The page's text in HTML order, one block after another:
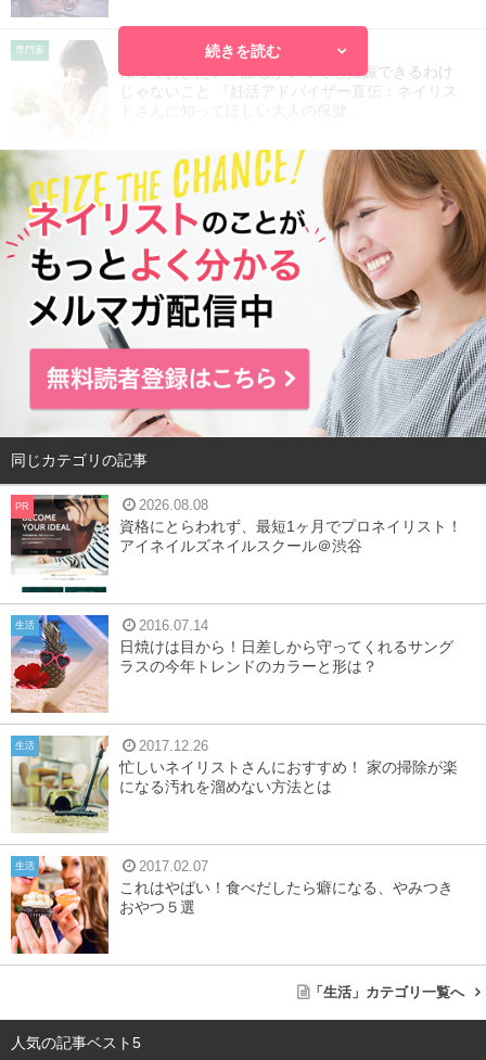
専門家 2016.12.15
知っておきたい！誰もがいつでも妊娠できるわけ
じゃないこと 『妊活アドバイザー直伝：ネイリス
続きを読む
同じカテゴリの記事
PR 2026.08.08
資格にとらわれず、最短1ヶ月でプロネイリスト！
アイネイルズネイルスクール＠渋谷
生活 2016.07.14
日焼けは目から！日差しから守ってくれるサング
ラスの今年トレンドのカラーと形は？
生活 2017.12.26
忙しいネイリストさんにおすすめ！ 家の掃除が楽
になる汚れを溜めない方法とは
生活 2017.02.07
これはやばい！食べだしたら癖になる、やみつき
おやつ５選
「生活」カテゴリ一覧へ
人気の記事ベスト5